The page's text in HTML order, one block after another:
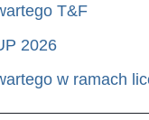
T&F
2026
w ramach